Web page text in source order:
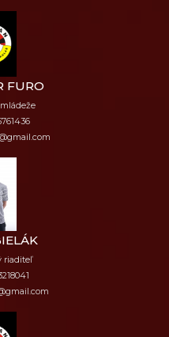
FURO
riaditeľ